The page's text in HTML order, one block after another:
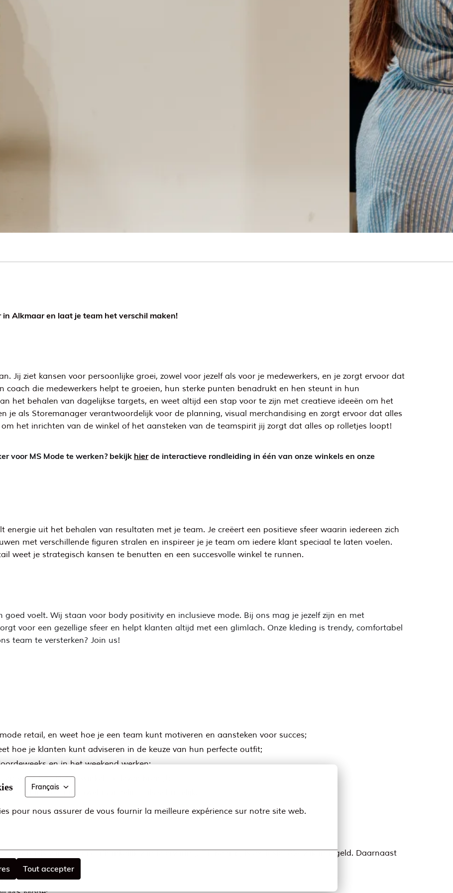
Français
pour nous assurer de vous fournir la meilleure expérience sur notre site web.
Tout accepter
Alkmaar en laat je team het verschil maken!
Jij ziet kansen voor persoonlijke groei, zowel voor jezelf als voor je medewerkers, en je zorgt ervoor dat
coach die medewerkers helpt te groeien, hun sterke punten benadrukt en hen steunt in hun
het behalen van dagelijkse targets, en weet altijd een stap voor te zijn met creatieve ideeën om het
je als Storemanager verantwoordelijk voor de planning, visual merchandising en zorgt ervoor dat alles
het inrichten van de winkel of het aansteken van de teamspirit jij zorgt dat alles op rolletjes loopt!
voor MS Mode te werken? bekijk hier de interactieve rondleiding in één van onze winkels en onze
uit het behalen van resultaten met je team. Je creëert een positieve sfeer waarin iedereen zich
met verschillende figuren stralen en inspireer je je team om iedere klant speciaal te laten voelen.
weet je strategisch kansen te benutten en een succesvolle winkel te runnen.
goed voelt. Wij staan voor body positivity en inclusieve mode. Bij ons mag je jezelf zijn en met
voor een gezellige sfeer en helpt klanten altijd met een glimlach. Onze kleding is trendy, comfortabel
team te versterken? Join us!
retail, en weet hoe je een team kunt motiveren en aansteken voor succes;
hoe je klanten kunt adviseren in de keuze van hun perfecte outfit;
en in het weekend werken;
weet hoe je een winkel tot leven brengt;
Nederlandse taal, zowel mondeling als schriftelijk.
(op basis van 38 uur), afhankelijk van je ervaring. Dit bedrag is exclusief 8% vakantiegeld. Daarnaast